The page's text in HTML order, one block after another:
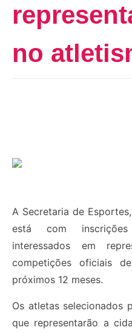
no
A Secretaria de
está com
interessados em
competições oficiais
próximos 12 meses.
Os atletas selecionados
que representarão a